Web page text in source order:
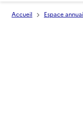
Accueil Espace